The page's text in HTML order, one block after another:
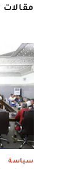
سياسة